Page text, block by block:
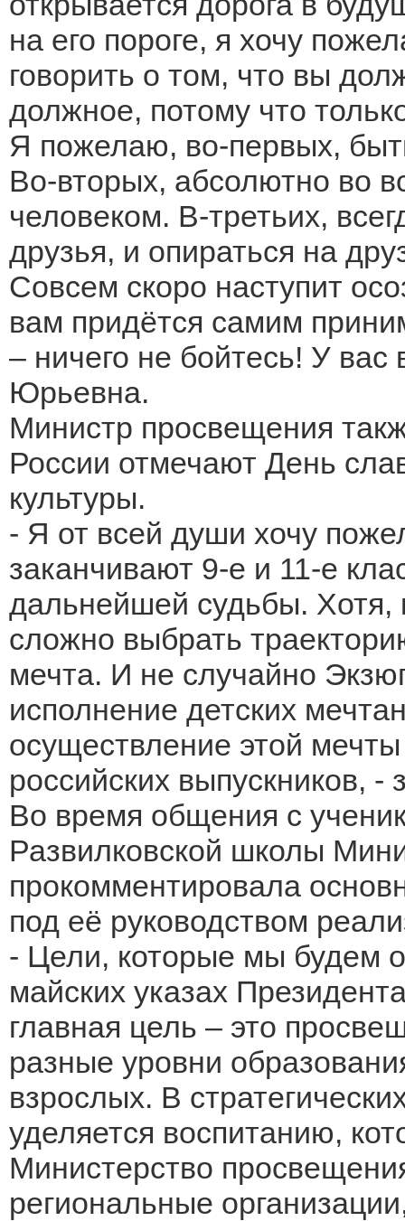
на его пороге, я хочу
говорить о том, что вы
должное, потому что
Я пожелаю, во-первых,
Во-вторых, абсолютно во
человеком. В-третьих,
друзья, и опираться на
Совсем скоро наступит
вам придётся самим
– ничего не бойтесь! У вас
Юрьевна.
Министр просвещения
России отмечают День
культуры.
- Я от всей души хочу
заканчивают 9-е и 11-е
дальнейшей судьбы. Хотя,
сложно выбрать
мечта. И не случайно
исполнение детских
осуществление этой
российских выпускников,
Во время общения с
Развилковской школы
прокомментировала
под её руководством
- Цели, которые мы будем
майских указах
главная цель – это
разные уровни
взрослых. В
уделяется воспитанию,
Министерство
региональные